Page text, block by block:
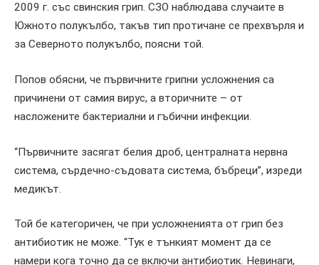
2009 г. със свинския грип. СЗО наблюдава случаите в
Южното полукълбо, такъв тип протичане се прехвърля и
за Северното полукълбо, поясни той.
Попов обясни, че първичните грипни усложнения са
причинени от самия вирус, а вторичните – от
насложените бактериални и гъбични инфекции.
“Първичните засягат белия дроб, централната нервна
система, сърдечно-съдовата система, бъбреци”, изреди
медикът.
Той бе категоричен, че при усложненията от грип без
антибиотик не може. “Тук е тънкият момент да се
намери кога точно да се включи антибиотик. Невинаги,